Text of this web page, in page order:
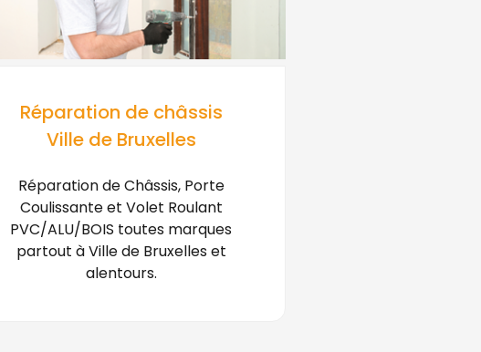
Réparation de châssis
Ville de Bruxelles
Réparation de Châssis, Porte
Coulissante et Volet Roulant
PVC/ALU/BOIS toutes marques
partout à Ville de Bruxelles et
alentours.